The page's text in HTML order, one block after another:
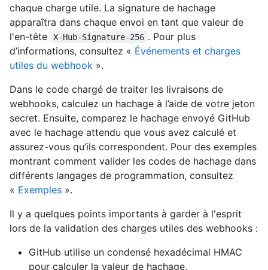
chaque charge utile. La signature de hachage
apparaîtra dans chaque envoi en tant que valeur de
l'en-tête
X-Hub-Signature-256 . Pour plus
d’informations, consultez « Événements et charges
utiles du webhook ».
Dans le code chargé de traiter les livraisons de
webhooks, calculez un hachage à l’aide de votre jeton
secret. Ensuite, comparez le hachage envoyé GitHub
avec le hachage attendu que vous avez calculé et
assurez-vous qu’ils correspondent. Pour des exemples
montrant comment valider les codes de hachage dans
différents langages de programmation, consultez
« Exemples ».
Il y a quelques points importants à garder à l'esprit
lors de la validation des charges utiles des webhooks :
GitHub utilise un condensé hexadécimal HMAC
pour calculer la valeur de hachage.